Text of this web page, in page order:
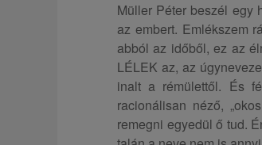
Müller Péter beszél egy
az embert. Emlékszem
abból az időből, ez az
LÉLEK az, az
inalt a rémülettől. És
racionálisan néző,
remegni egyedül ő tud.